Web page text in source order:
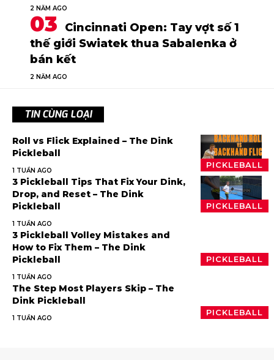
2 NĂM AGO
Cincinnati Open: Tay vợt số 1
thế giới Swiatek thua Sabalenka ở
bán kết
2 NĂM AGO
TIN CÙNG LOẠI
PICKLEBALL
Roll vs Flick Explained – The Dink
Pickleball
1 TUẦN AGO
PICKLEBALL
3 Pickleball Tips That Fix Your Dink,
Drop, and Reset – The Dink
Pickleball
1 TUẦN AGO
PICKLEBALL
3 Pickleball Volley Mistakes and
How to Fix Them – The Dink
Pickleball
1 TUẦN AGO
PICKLEBALL
The Step Most Players Skip – The
Dink Pickleball
1 TUẦN AGO